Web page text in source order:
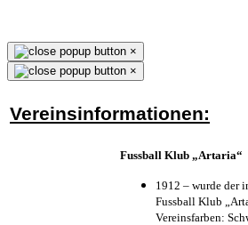
×
×
Vereinsinformationen:
Fussball Klub „Artaria“
1912 – wurde der
Fussball Klub
Vereinsfarben: